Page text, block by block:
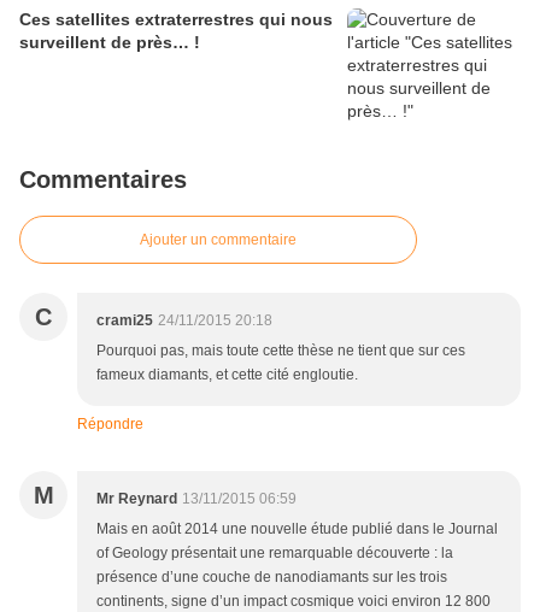
Ces satellites extraterrestres qui nous
surveillent de près… !
Commentaires
Ajouter un commentaire
C crami25 24/11/2015 20:18
Pourquoi pas, mais toute cette thèse ne tient que sur ces
fameux diamants, et cette cité engloutie.
Répondre
M Mr Reynard 13/11/2015 06:59
Mais en août 2014 une nouvelle étude publié dans le Journal
of Geology présentait une remarquable découverte : la
présence d’une couche de nanodiamants sur les trois
continents, signe d’un impact cosmique voici environ 12 800